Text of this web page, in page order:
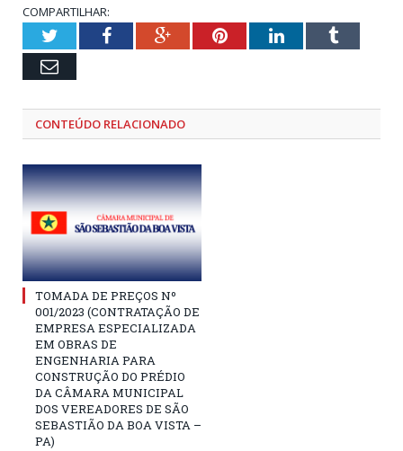
COMPARTILHAR:
TwitterFacebookGoogle+PinterestLinkedInTumblr
Email
CONTEÚDO RELACIONADO
TOMADA DE PREÇOS Nº
001/2023 (CONTRATAÇÃO DE
EMPRESA ESPECIALIZADA
EM OBRAS DE
ENGENHARIA PARA
CONSTRUÇÃO DO PRÉDIO
DA CÂMARA MUNICIPAL
DOS VEREADORES DE SÃO
SEBASTIÃO DA BOA VISTA –
PA)